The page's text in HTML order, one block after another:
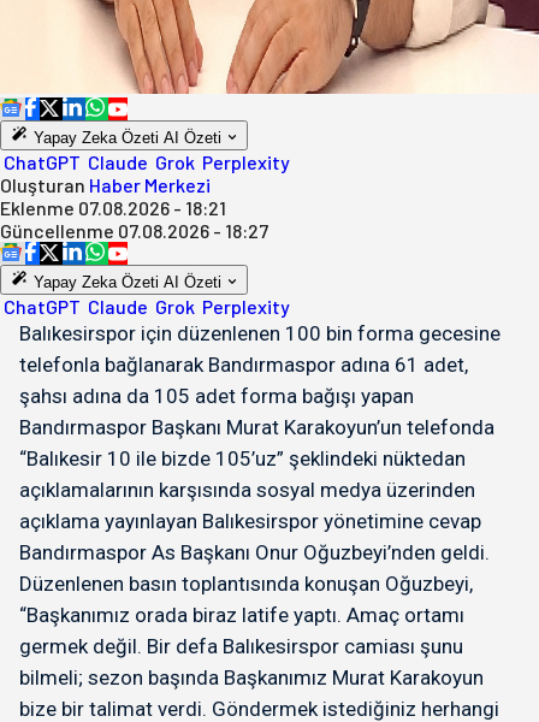
Yapay Zeka Özeti AI Özeti
ChatGPT Claude Grok Perplexity
Oluşturan Haber Merkezi
Eklenme 07.08.2026 - 18:21
Güncellenme 07.08.2026 - 18:27
Yapay Zeka Özeti AI Özeti
ChatGPT Claude Grok Perplexity
Balıkesirspor için düzenlenen 100 bin forma gecesine
telefonla bağlanarak Bandırmaspor adına 61 adet,
şahsı adına da 105 adet forma bağışı yapan
Bandırmaspor Başkanı Murat Karakoyun’un telefonda
“Balıkesir 10 ile bizde 105’uz” şeklindeki nüktedan
açıklamalarının karşısında sosyal medya üzerinden
açıklama yayınlayan Balıkesirspor yönetimine cevap
Bandırmaspor As Başkanı Onur Oğuzbeyi’nden geldi.
Düzenlenen basın toplantısında konuşan Oğuzbeyi,
“Başkanımız orada biraz latife yaptı. Amaç ortamı
germek değil. Bir defa Balıkesirspor camiası şunu
bilmeli; sezon başında Başkanımız Murat Karakoyun
bize bir talimat verdi. Göndermek istediğiniz herhangi